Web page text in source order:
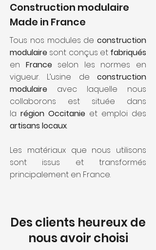
Construction modulaire
Made in France
Tous nos modules de construction
modulaire sont conçus et fabriqués
en Franceselon les normes en
vigueur. L’usine de construction
modulaire avec laquelle nous
collaborons est située dans
la région Occitanie et emploi des
artisans locaux.
Les matériaux que nous utilisons
sont issus et transformés
principalement en France.
Des clients heureux de
nous avoir choisi